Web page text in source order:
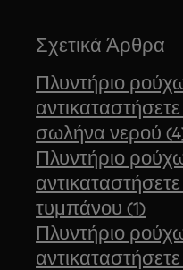
Σχετικά Άρθρα
Πλυντήριο
σωλήνα νερού
Πλυντήριο
τυμπάνου (1)
Πλυντήριο